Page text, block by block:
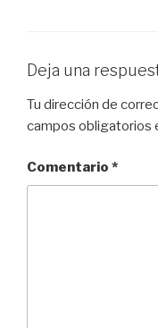
Deja una
Tu dirección de
campos obligatorios
Comentario *